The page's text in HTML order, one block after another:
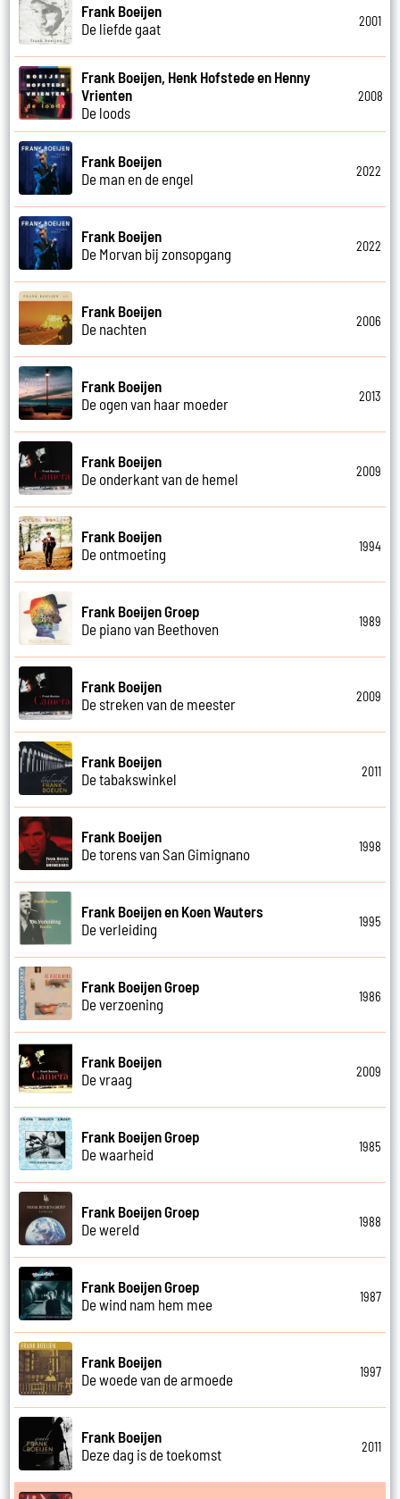
Frank Boeijen
De liefde gaat
2001
Frank Boeijen, Henk Hofstede en Henny
Vrienten
De loods
2008
Frank Boeijen
De man en de engel
2022
Frank Boeijen
De Morvan bij zonsopgang
2022
Frank Boeijen
De nachten
2006
Frank Boeijen
De ogen van haar moeder
2013
Frank Boeijen
De onderkant van de hemel
2009
Frank Boeijen
De ontmoeting
1994
Frank Boeijen Groep
De piano van Beethoven
1989
Frank Boeijen
De streken van de meester
2009
Frank Boeijen
De tabakswinkel
2011
Frank Boeijen
De torens van San Gimignano
1998
Frank Boeijen en Koen Wauters
De verleiding
1995
Frank Boeijen Groep
De verzoening
1986
Frank Boeijen
De vraag
2009
Frank Boeijen Groep
De waarheid
1985
Frank Boeijen Groep
De wereld
1988
Frank Boeijen Groep
De wind nam hem mee
1987
Frank Boeijen
De woede van de armoede
1997
Frank Boeijen
Deze dag is de toekomst
2011